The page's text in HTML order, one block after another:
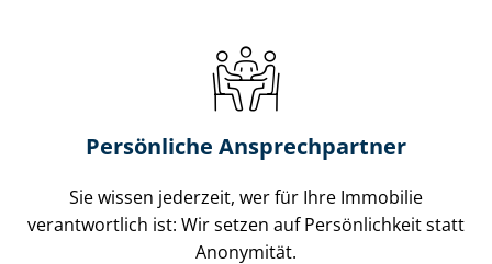
Persönliche Ansprechpartner
Sie wissen jederzeit, wer für Ihre Immobilie
verantwortlich ist: Wir setzen auf Persönlichkeit statt
Anonymität.